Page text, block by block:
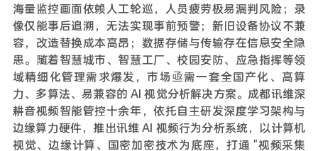
海量监控画面依赖人工轮巡，人员疲劳极易漏判风险；录
像仅能事后追溯，无法实现事前预警；新旧设备协议不兼
容，改造替换成本高昂；数据存储与传输存在信息安全隐
患。随着智慧城市、智慧工厂、校园安防、应急指挥等领
域精细化管理需求爆发，市场亟需一套全国产化、高算
力、多算法、易兼容的 AI 视觉分析解决方案。成都讯维深
耕音视频智能管控十余年，依托自主研发深度学习架构与
边缘算力硬件，推出讯维 AI 视频行为分析系统，以计算机
视觉、边缘计算、国密加密技术为底座，打通 "视频采集